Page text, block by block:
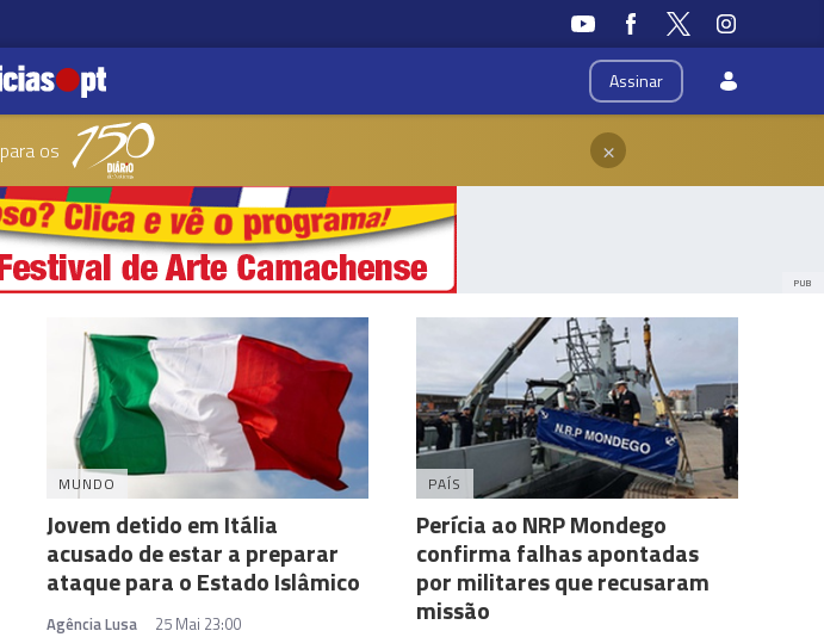
Assinar
para os ×
PUB
MUNDO
Jovem detido em Itália
acusado de estar a preparar
ataque para o Estado Islâmico
Agência Lusa 25 Mai 23:00
PAÍS
Perícia ao NRP Mondego
confirma falhas apontadas
por militares que recusaram
missão